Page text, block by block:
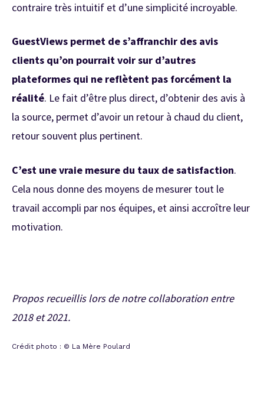
contraire très intuitif et d’une simplicité incroyable.
GuestViews permet de s’affranchir des avis
clients qu’on pourrait voir sur d’autres
plateformes qui ne reflètent pas forcément la
réalité. Le fait d’être plus direct, d’obtenir des avis à
la source, permet d’avoir un retour à chaud du client,
retour souvent plus pertinent.
C’est une vraie mesure du taux de satisfaction.
Cela nous donne des moyens de mesurer tout le
travail accompli par nos équipes, et ainsi accroître leur
motivation.
Propos recueillis lors de notre collaboration entre
2018 et 2021.
Crédit photo : © La Mère Poulard